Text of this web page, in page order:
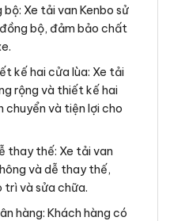
Xe tải van Kenbo sử
bộ, đảm bảo chất
kế hai cửa lùa: Xe tải
rộng và thiết kế hai
chuyển và tiện lợi cho
thay thế: Xe tải van
và dễ thay thế,
trì và sửa chữa.
hàng: Khách hàng có